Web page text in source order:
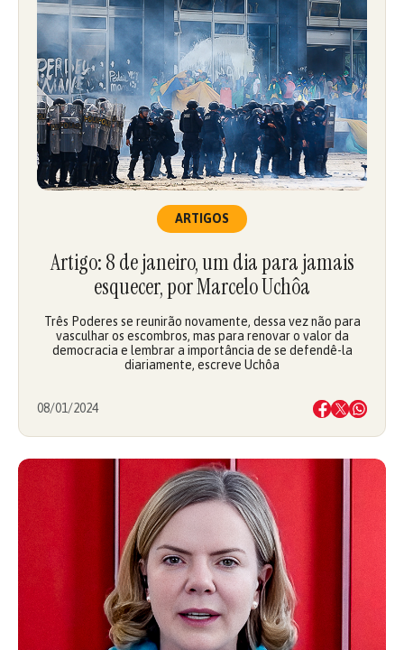
ARTIGOS
Artigo: 8 de janeiro, um dia para jamais
esquecer, por Marcelo Uchôa
Três Poderes se reunirão novamente, dessa vez não para
vasculhar os escombros, mas para renovar o valor da
democracia e lembrar a importância de se defendê-la
diariamente, escreve Uchôa
08/01/2024